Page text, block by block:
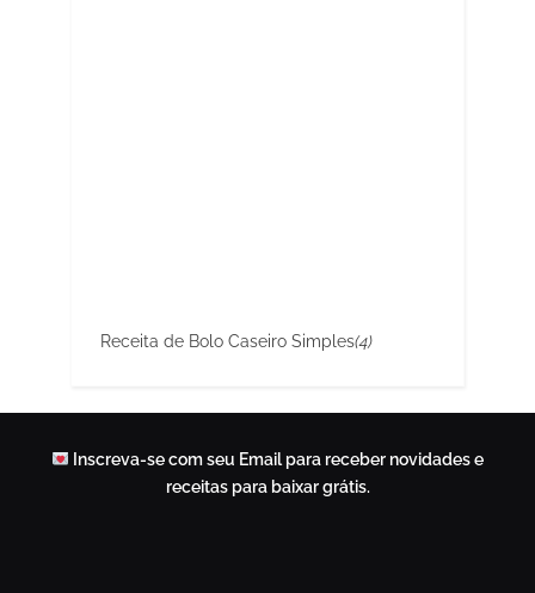
Receita de Bolo Caseiro Simples(4)
Inscreva-se com seu Email para receber novidades e
receitas para baixar grátis.